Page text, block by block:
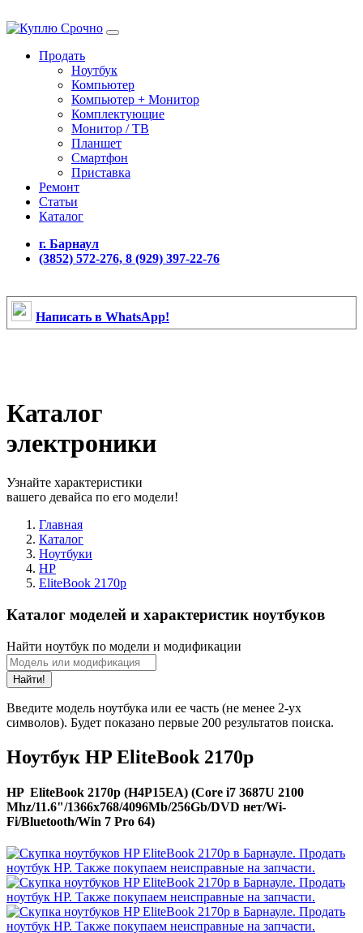
Продать
Ноутбук
Компьютер
Компьютер + Монитор
Комплектующие
Монитор / ТВ
Планшет
Смартфон
Приставка
Ремонт
Статьи
Каталог
г. Барнаул
(3852) 572-276, 8 (929) 397-22-76
Написать в WhatsApp!
Каталог
электроники
Узнайте характеристики
вашего девайса по его модели!
Главная
Каталог
Ноутбуки
HP
EliteBook 2170p
Каталог моделей и характеристик ноутбуков
Найти ноутбук по модели и модификации
Найти!
Введите модель ноутбука или ее часть (не менее 2-ух
символов). Будет показано первые 200 результатов поиска.
Ноутбук HP EliteBook 2170p
HP EliteBook 2170p (H4P15EA) (Core i7 3687U 2100
Mhz/11.6"/1366x768/4096Mb/256Gb/DVD нет/Wi-
Fi/Bluetooth/Win 7 Pro 64)